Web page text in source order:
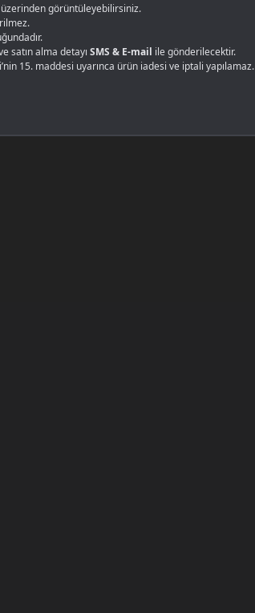
üzerinden görüntüleyebilirsiniz.
satın alma detayıSMS & E-mail ile gönderilecektir.
15. maddesi uyarınca ürün iadesi ve iptali yapılamaz.